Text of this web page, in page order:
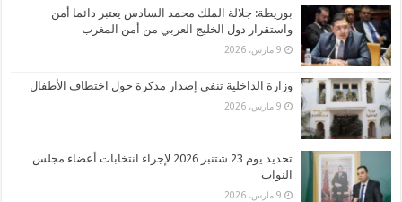
بوريطة: جلالة الملك محمد السادس يعتبر دائما أمن
واستقرار دول الخليج العربي من أمن المغرب
9 مارس، 2026
وزارة الداخلية تنفي إصدار مذكرة حول اختطاف الأطفال
9 مارس، 2026
تحديد يوم 23 شتنبر 2026 لإجراء انتخابات أعضاء مجلس
النواب
9 مارس، 2026